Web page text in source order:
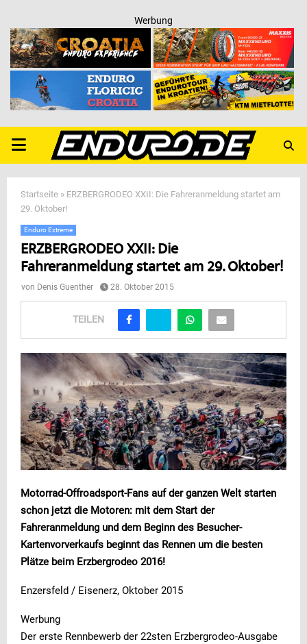
Werbung
PRIMARY
MENU
Startseite » ERZBERGRODEO XXII: Die Fahreranmeldung startet am
29. Oktober!
Enduro Extreme
ERZBERGRODEO XXII: Die
Fahreranmeldung startet am 29. Oktober!
von Denis Guenther 28. Oktober 2015
TEILEN
Motorrad-Offroadsport-Fans auf der ganzen Welt starten
schon jetzt die Motoren: mit dem Start der
Fahreranmeldung und dem Beginn des Besucher-
Kartenvorverkaufs beginnt das Rennen um die besten
Plätze beim Erzbergrodeo 2016!
Enzersfeld / Eisenerz, Oktober 2015
Werbung
Der erste Rennbewerb der 22sten Erzbergrodeo-Ausgabe